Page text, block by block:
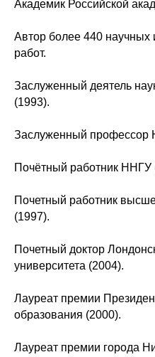
Академик Российской
Автор более 440 научных
работ.
Заслуженный деятель
(1993).
Заслуженный профессор
Почётный работник ННГУ
Почетный работник
(1997).
Почетный доктор
университета (2004).
Лауреат премии
образования (2000).
Лауреат премии города